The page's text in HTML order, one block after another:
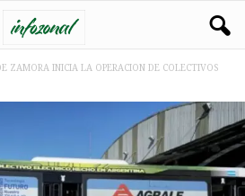
ZAMORA INICIA LA OPERACION DE COLECTIVOS